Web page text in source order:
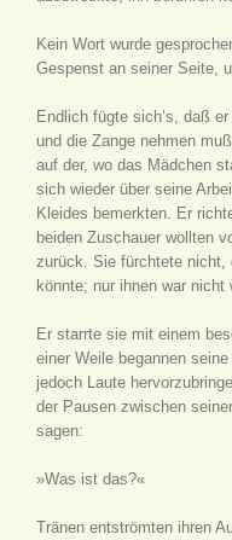
Kein Wort wurde
Gespenst an seiner Seite,
Endlich fügte sich’s, daß
und die Zange nehmen
auf der, wo das Mädchen
sich wieder über seine
Kleides bemerkten. Er
beiden Zuschauer wollten
zurück. Sie fürchtete nicht,
könnte; nur ihnen war nicht
Er starrte sie mit einem
einer Weile begannen
jedoch Laute
der Pausen zwischen
sagen:
»Was ist das?«
Tränen entströmten ihren